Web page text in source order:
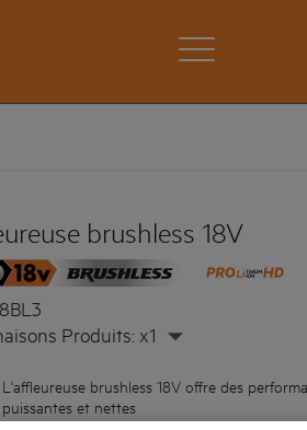
brushless 18V
Produits: x1
L'affleureuse brushless 18V offre des
puissantes et nettes